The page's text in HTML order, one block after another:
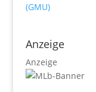
(GMU)
Anzeige
Anzeige